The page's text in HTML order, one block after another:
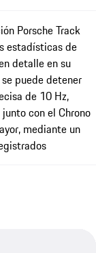
Porsche Track
estadísticas de
detalle en su
puede detener
de 10 Hz,
con el Chrono
mediante un